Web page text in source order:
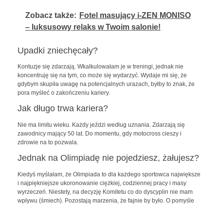
Zobacz także: Fotel masujący i-ZEN MONISO
– luksusowy relaks w Twoim salonie!
Upadki zniechęcały?
Kontuzje się zdarzają. Wkalkulowałam je w treningi, jednak nie
koncentruję się na tym, co może się wydarzyć. Wydaje mi się, że
gdybym skupiła uwagę na potencjalnych urazach, byłby to znak, że
pora myśleć o zakończeniu kariery.
Jak długo trwa kariera?
Nie ma limitu wieku. Każdy jeździ według uznania. Zdarzają się
zawodnicy mający 50 lat. Do momentu, gdy motocross cieszy i
zdrowie na to pozwala.
Jednak na Olimpiadę nie pojedziesz, żałujesz?
Kiedyś myślałam, że Olimpiada to dla każdego sportowca największe
i najpiękniejsze ukoronowanie ciężkiej, codziennej pracy i masy
wyrzeczeń. Niestety, na decyzję Komitetu co do dyscyplin nie mam
wpływu (śmiech). Pozostają marzenia, że fajnie by było. O pomyśle